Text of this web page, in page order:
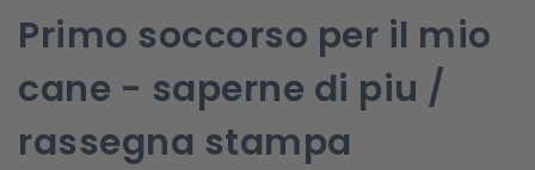
Primo soccorso per il mio
cane - saperne di piu /
rassegna stampa